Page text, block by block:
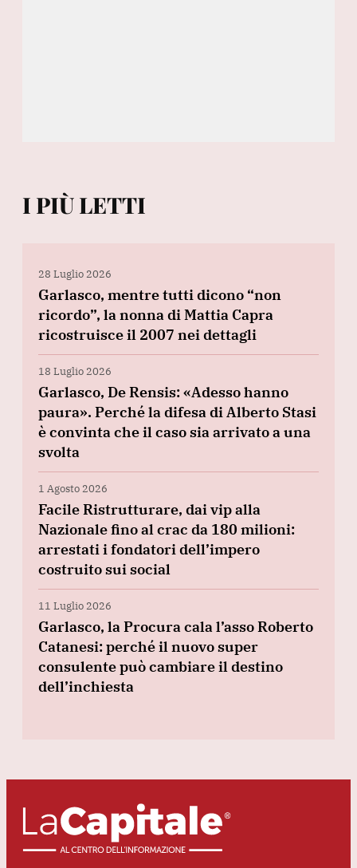
I PIÙ LETTI
28 Luglio 2026
Garlasco, mentre tutti dicono “non
ricordo”, la nonna di Mattia Capra
ricostruisce il 2007 nei dettagli
18 Luglio 2026
Garlasco, De Rensis: «Adesso hanno
paura». Perché la difesa di Alberto Stasi
è convinta che il caso sia arrivato a una
svolta
1 Agosto 2026
Facile Ristrutturare, dai vip alla
Nazionale fino al crac da 180 milioni:
arrestati i fondatori dell’impero
costruito sui social
11 Luglio 2026
Garlasco, la Procura cala l’asso Roberto
Catanesi: perché il nuovo super
consulente può cambiare il destino
dell’inchiesta